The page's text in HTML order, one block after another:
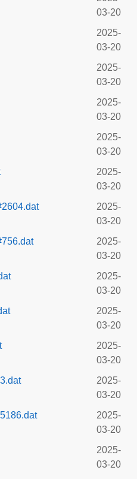
03-20
2025-
03-20
2025-
03-20
2025-
03-20
2025-
03-20
2025-
03-20
2025-
03-20
2025-
03-20
2025-
03-20
2025-
03-20
2025-
03-20
2025-
03-20
2025-
03-20
2025-
03-20